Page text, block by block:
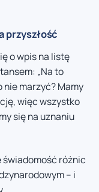
przyszłość
o wpis na listę
„Na to
marzyć? Mamy
więc wszystko
się na uznaniu
różnic
– i